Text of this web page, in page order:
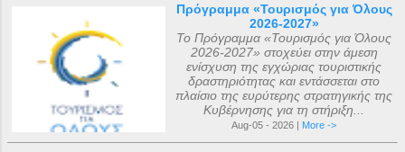
Πρόγραμμα «Τουρισμός για Όλους
2026-2027»
Το Πρόγραμμα «Τουρισμός για Όλους
2026-2027» στοχεύει στην άμεση
ενίσχυση της εγχώριας τουριστικής
δραστηριότητας και εντάσσεται στο
πλαίσιο της ευρύτερης στρατηγικής της
Κυβέρνησης για τη στήριξη...
Aug-05 - 2026 | More ->